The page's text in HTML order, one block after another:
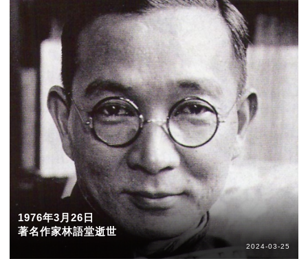
1976年3月26日
著名作家林語堂逝世
2024-03-25